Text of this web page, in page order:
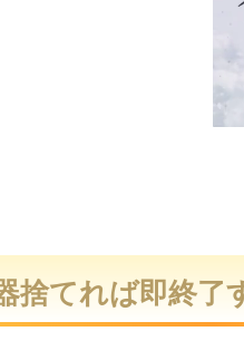
捨てれば即終了